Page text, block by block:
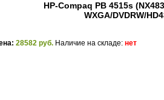
HP-Compaq PB 4515s
WXGA/DVDRW/
28582 руб. Наличие на складе: нет